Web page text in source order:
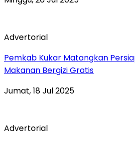
Advertorial
Pemkab Kukar Matangkan
Makanan Bergizi Gratis
Jumat, 18 Jul 2025
Advertorial